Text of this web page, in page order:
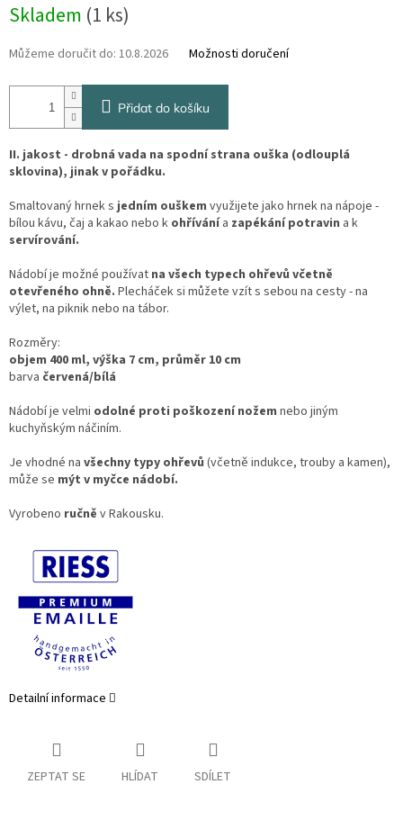
cena:
Skladem (1 ks)
Můžeme doručit do: 10.8.2026 Možnosti doručení
Přidat do košíku
II. jakost - drobná vada na spodní strana ouška (odlouplá
sklovina), jinak v pořádku.
Smaltovaný hrnek sjedním ouškem využijete jako hrnek na nápoje -
bílou kávu, čaj a kakao nebo k ohřívánía zapékání potravin a k
servírování.
Nádobí je možné používat na všech typech ohřevů včetně
otevřeného ohně. Plecháček si můžete vzít s sebou na cesty - na
výlet, na piknik nebo na tábor.
Rozměry:
objem 400 ml, výška 7 cm, průměr 10 cm
barva červená/bílá
Nádobí je velmi odolné proti poškození nožem nebo jiným
kuchyňským náčiním.
Je vhodné na všechny typy ohřevů (včetně indukce, trouby a kamen),
může se mýt v myčce nádobí.
Vyrobeno ručně v Rakousku.
Detailní informace
ZEPTAT SE HLÍDAT SDÍLET